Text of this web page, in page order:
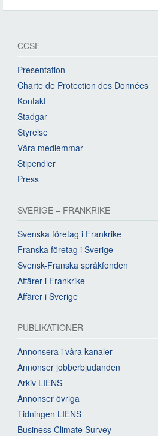
CCSF
Presentation
Charte de Protection des Données
Kontakt
Stadgar
Styrelse
Våra medlemmar
Stipendier
Press
SVERIGE – FRANKRIKE
Svenska företag i Frankrike
Franska företag i Sverige
Svensk-Franska språkfonden
Affärer i Frankrike
Affärer i Sverige
PUBLIKATIONER
Annonsera i våra kanaler
Annonser jobberbjudanden
Arkiv LIENS
Annonser övriga
Tidningen LIENS
Business Climate Survey